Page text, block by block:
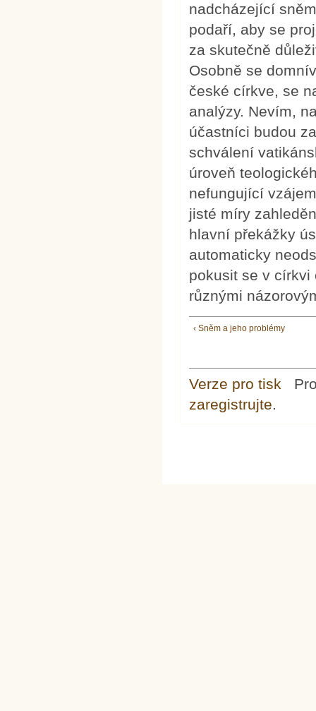
nadcházející
podaří, aby se
za skutečně
Osobně se
české církve, se
analýzy. Nevím,
účastníci budou
schválení
úroveň
nefungující
jisté míry
hlavní překážky
automaticky
pokusit se v církvi
různými
‹ Sněm a jeho problémy
Verze pro tisk
zaregistrujte.